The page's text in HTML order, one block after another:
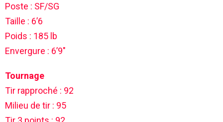
Poste : SF/SG
Taille : 6’6
Poids : 185 lb
Envergure : 6’9″
Tournage
Tir rapproché : 92
Milieu de tir : 95